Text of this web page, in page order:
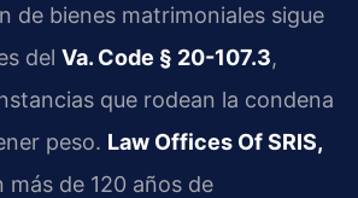
de bienes matrimoniales sigue
del Va. Code § 20-107.3,
que rodean la condena
peso. Law Offices Of SRIS,
más de 120 años de